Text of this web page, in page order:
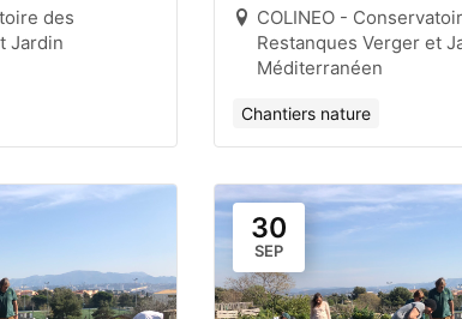
des
Jardin
COLINEO -
Restanques Verger et
Méditerranéen
Chantiers nature
30
SEP